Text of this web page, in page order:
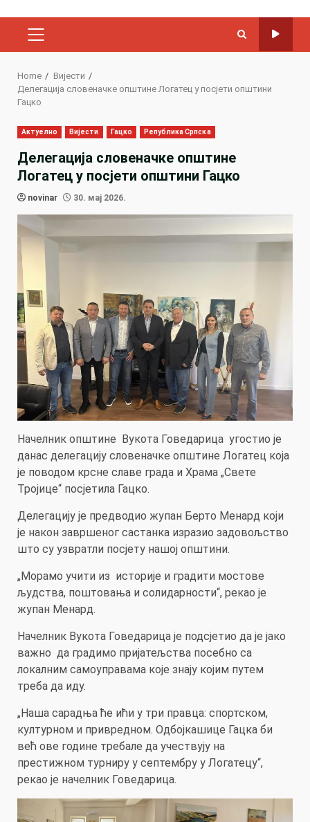
PRIMARY
Home
Вијести
Делегација словеначке општине Логатец у посјети општини
Гацко
Актуелно Вијести Гацко Република Српска
Делегација словеначке општине
Логатец у посјети општини Гацко
novinar 30. мај 2026.
Начелник општине Вукота Говедарица угостио је
данас делегацију словеначке општине Логатец која
је поводом крсне славе града и Храма „Свете
Тројице“ посјетила Гацко.
Делегацију је предводио жупан Берто Менард који
је након завршеног састанка изразио задовољство
што су узвратли посјету нашој општини.
„Морамо учити из историје и градити мостове
људства, поштовања и солидарности“, рекао је
жупан Менард.
Начелник Вукота Говедарица је подсјетио да је јако
важно да градимо пријатељства посебно са
локалним самоуправама које знају којим путем
треба да иду.
„Наша сарадња ће ићи у три правца: спортском,
културном и привредном. Одбојкашице Гацка би
већ ове године требале да учествују на
престижном турниру у септембру у Логатецу“,
рекао је начелник Говедарица.